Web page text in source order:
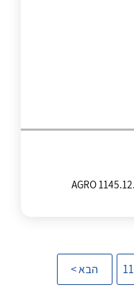
לכל מוצרי היצרן
11 הבא >